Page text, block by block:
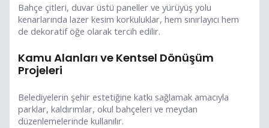
Bahçe çitleri, duvar üstü paneller ve yürüyüş yolu
kenarlarında lazer kesim korkuluklar, hem sınırlayıcı hem
de dekoratif öğe olarak tercih edilir.
Kamu Alanları ve Kentsel Dönüşüm
Projeleri
Belediyelerin şehir estetiğine katkı sağlamak amacıyla
parklar, kaldırımlar, okul bahçeleri ve meydan
düzenlemelerinde kullanılır.